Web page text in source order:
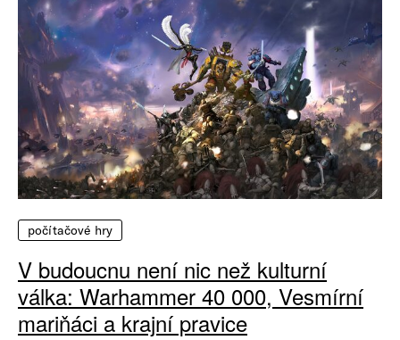
počítačové hry
V budoucnu není nic než kulturní
válka: Warhammer 40 000, Vesmírní
mariňáci a krajní pravice